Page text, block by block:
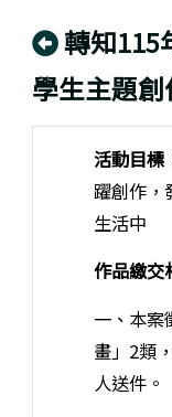
回上頁
轉知115
學生主題創
活動目標
躍創作，
生活中
作品繳交
一、本案
畫」2類
人送件。